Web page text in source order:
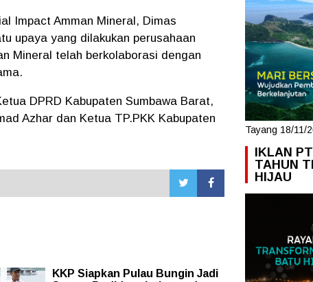
Impact Amman Mineral, Dimas
upaya yang dilakukan perusahaan
Mineral telah berkolaborasi dengan
DPRD Kabupaten Sumbawa Barat,
Azhar dan Ketua TP.PKK Kabupaten
KKP Siapkan Pulau Bungin Jadi
Tayang 18/11/
IKLAN
TAHUN
HIJAU